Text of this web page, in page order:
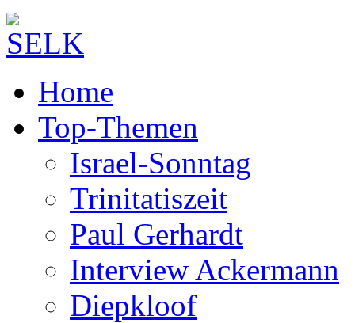
Home
Top-Themen
Israel-Sonntag
Trinitatiszeit
Paul Gerhardt
Interview Ackermann
Diepkloof